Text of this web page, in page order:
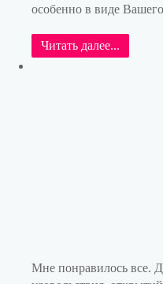
особенно в виде
Читать далее...
Мне понравилось все.